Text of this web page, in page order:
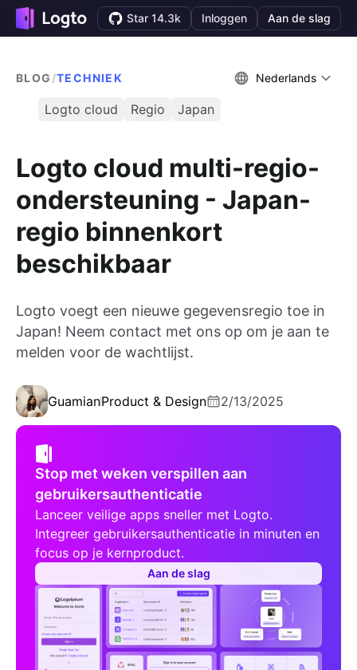
Star 14.3k Inloggen Aan de slag
BLOG /TECHNIEK Nederlands
Logto cloud Regio Japan
Logto cloud multi-regio-
ondersteuning - Japan-
regio binnenkort
beschikbaar
Logto voegt een nieuwe gegevensregio toe in
Japan! Neem contact met ons op om je aan te
melden voor de wachtlijst.
GuamianProduct & Design 2/13/2025
Stop met weken verspillen aan
gebruikersauthenticatie
Lanceer veilige apps sneller met Logto.
Integreer gebruikersauthenticatie in minuten en
focus op je kernproduct.
Aan de slag